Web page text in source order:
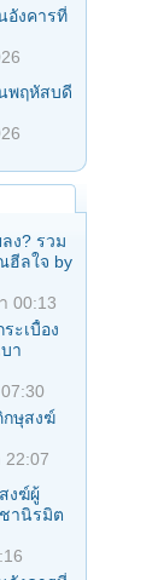
อังคารที่
พฤหัสบดี
ง? รวม
ฮีลใจ by
00:13
ะเบื้อง
า
กษุสงฆ์
22:07
งฆ์ผู้
านิรมิต